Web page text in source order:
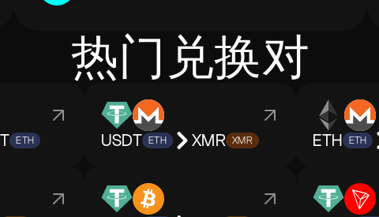
热门兑换对
ETH USDT ETH XMR XMR ETH ETH